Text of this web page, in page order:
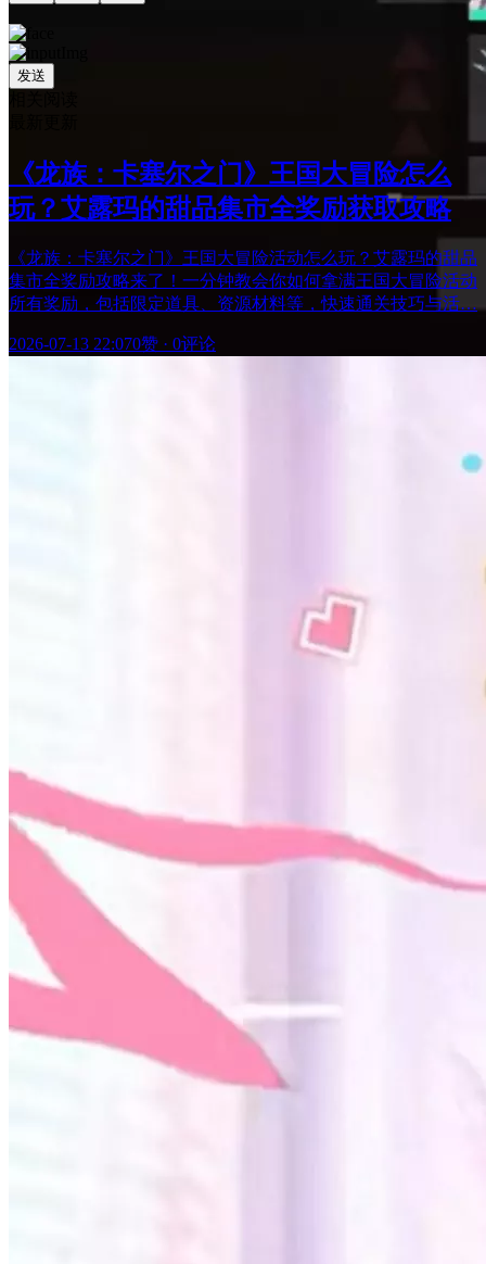
发送
《龙族：卡塞尔之门》王国大冒险怎么
玩？艾露玛的甜品集市全奖励获取攻略
《龙族：卡塞尔之门》王国大冒险活动怎么玩？艾露玛的甜品
集市全奖励攻略来了！一分钟教会你如何拿满王国大冒险活动
所有奖励，包括限定道具、资源材料等，快速通关技巧与活…
2026-07-13 22:070赞 · 0评论